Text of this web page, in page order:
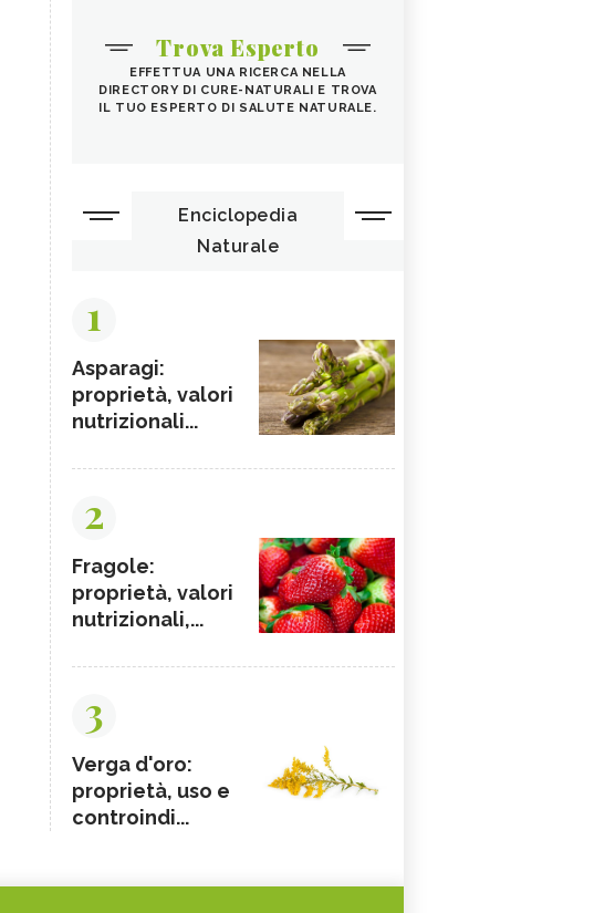
Trova Esperto
EFFETTUA UNA RICERCA NELLA
DIRECTORY DI CURE-NATURALI E TROVA
IL TUO ESPERTO DI SALUTE NATURALE.
Enciclopedia
Naturale
1
Asparagi:
proprietà, valori
nutrizionali...
2
Fragole:
proprietà, valori
nutrizionali,...
3
Verga d'oro:
proprietà, uso e
controindi...